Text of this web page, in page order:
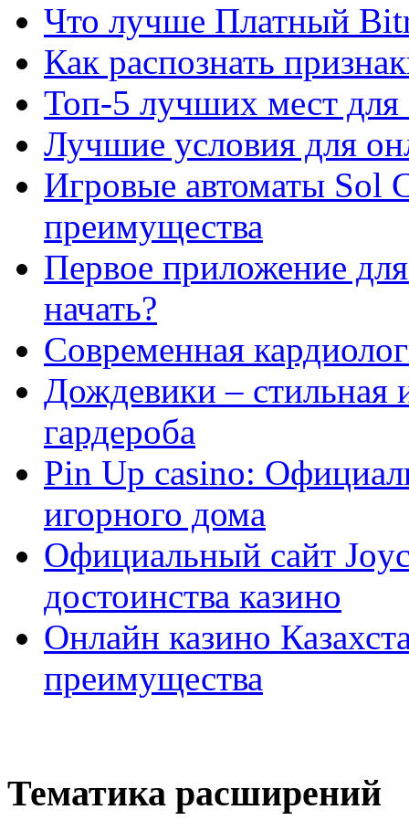
Что лучше Платный
Как распознать
Топ-5 лучших мест для
Лучшие условия для
Игровые автоматы Sol
преимущества
Первое приложение
начать?
Современная
Дождевики – стильная
гардероба
Pin Up casino:
игорного дома
Официальный сайт
достоинства казино
Онлайн казино
преимущества
Тематика расширений